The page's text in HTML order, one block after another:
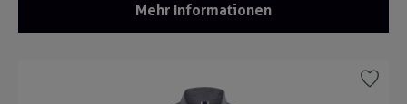
Mehr Informationen